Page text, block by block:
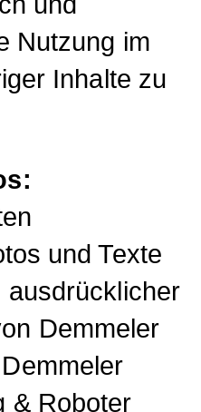
Nutzung im
Inhalte zu
und Texte
ausdrücklicher
Demmeler
& Roboter